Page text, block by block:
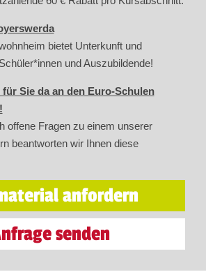
bietet Unterkunft und
und Auszubildende!
Sie da an den Euro-Schulen
offene Fragen zu einem unserer
beantworten wir Ihnen diese
anfordern
senden